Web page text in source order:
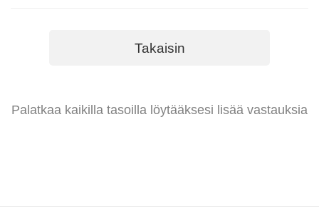
Takaisin
Palatkaa kaikilla tasoilla löytääksesi lisää vastauksia